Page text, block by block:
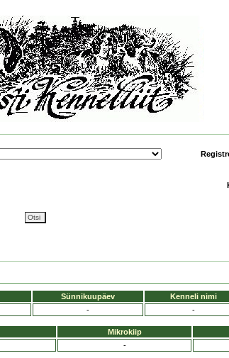
Sünnikuupäev Kenneli nimi
- -
Mikrokiip
-